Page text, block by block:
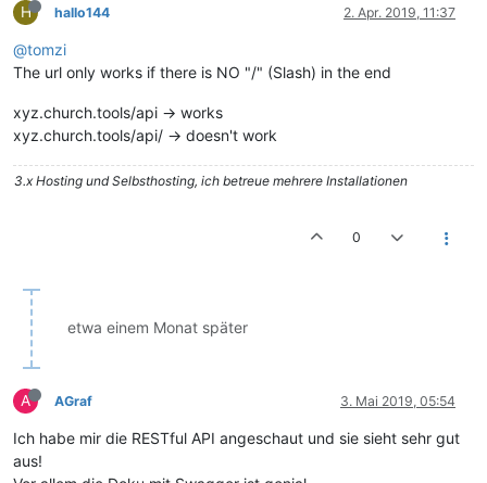
H hallo144 2. Apr. 2019, 11:37
@tomzi
The url only works if there is NO "/" (Slash) in the end
xyz.church.tools/api -> works
xyz.church.tools/api/ -> doesn't work
3.x Hosting und Selbsthosting, ich betreue mehrere Installationen
0
etwa einem Monat später
A AGraf 3. Mai 2019, 05:54
Ich habe mir die RESTful API angeschaut und sie sieht sehr gut
aus!